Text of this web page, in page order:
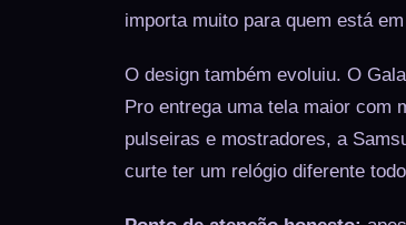
importa muito para quem está
O design também evoluiu. O
Pro entrega uma tela maior com
pulseiras e mostradores, a
curte ter um relógio diferente